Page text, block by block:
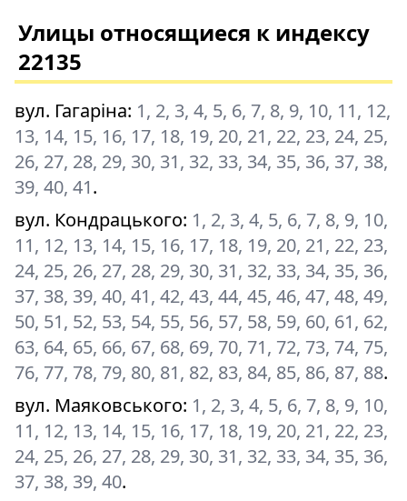
Улицы относящиеся к индексу
22135
вул. Гагаріна: 1, 2, 3, 4, 5, 6, 7, 8, 9, 10, 11, 12,
13, 14, 15, 16, 17, 18, 19, 20, 21, 22, 23, 24, 25,
26, 27, 28, 29, 30, 31, 32, 33, 34, 35, 36, 37, 38,
39, 40, 41.
вул. Кондрацького: 1, 2, 3, 4, 5, 6, 7, 8, 9, 10,
11, 12, 13, 14, 15, 16, 17, 18, 19, 20, 21, 22, 23,
24, 25, 26, 27, 28, 29, 30, 31, 32, 33, 34, 35, 36,
37, 38, 39, 40, 41, 42, 43, 44, 45, 46, 47, 48, 49,
50, 51, 52, 53, 54, 55, 56, 57, 58, 59, 60, 61, 62,
63, 64, 65, 66, 67, 68, 69, 70, 71, 72, 73, 74, 75,
76, 77, 78, 79, 80, 81, 82, 83, 84, 85, 86, 87, 88.
вул. Маяковського: 1, 2, 3, 4, 5, 6, 7, 8, 9, 10,
11, 12, 13, 14, 15, 16, 17, 18, 19, 20, 21, 22, 23,
24, 25, 26, 27, 28, 29, 30, 31, 32, 33, 34, 35, 36,
37, 38, 39, 40.